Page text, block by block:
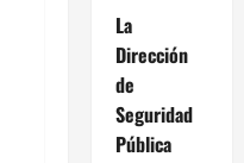
La
Dirección
de
Seguridad
Pública